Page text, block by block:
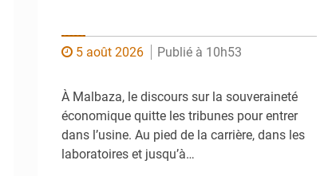
5 août 2026 Publié à 10h53
À Malbaza, le discours sur la souveraineté
économique quitte les tribunes pour entrer
dans l’usine. Au pied de la carrière, dans les
laboratoires et jusqu’à…